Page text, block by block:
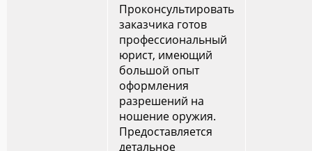
Проконсультировать
заказчика готов
профессиональный
юрист, имеющий
большой опыт
оформления
разрешений на
ношение оружия.
Предоставляется
детальное